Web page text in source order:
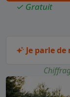
✓ Gratuit
Je parle